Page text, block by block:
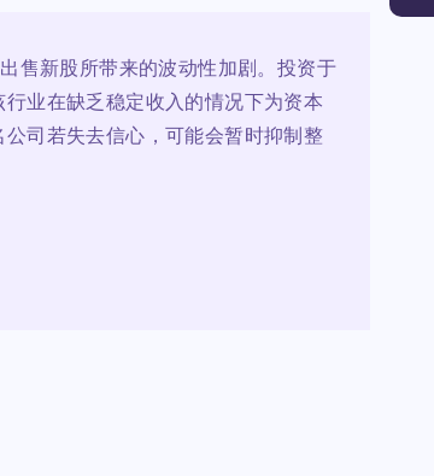
售新股所带来的波动性加剧。投资于
业在缺乏稳定收入的情况下为资本
司若失去信心，可能会暂时抑制整